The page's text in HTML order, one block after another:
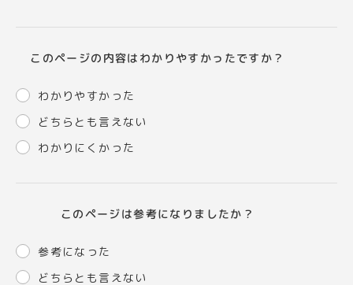
このページの内容はわかりやすかったですか？
わかりやすかった
どちらとも言えない
わかりにくかった
このページは参考になりましたか？
参考になった
どちらとも言えない